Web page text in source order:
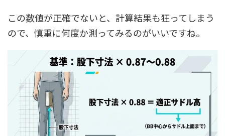
この数値が正確でないと、計算結果も狂ってしまう
ので、慎重に何度か測ってみるのがいいですね。